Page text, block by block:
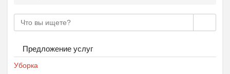
Предложение услуг
Уборка